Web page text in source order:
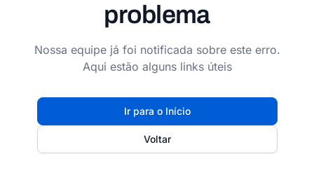
problema
Nossa equipe já foi notificada sobre este erro.
Aqui estão alguns links úteis
Ir para o Início
Voltar